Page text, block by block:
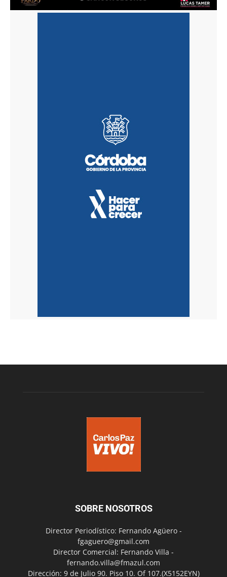
SOBRE NOSOTROS
Director Periodístico: Fernando Agüero -
fgaguero@gmail.com
Director Comercial: Fernando Villa -
fernando.villa@fmazul.com
Dirección: 9 de Julio 90. Piso 10. Of 107.(X5152EYN)